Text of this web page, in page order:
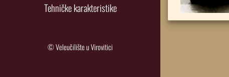
Tehničke karakteristike
© Veleučilište u Virovitici